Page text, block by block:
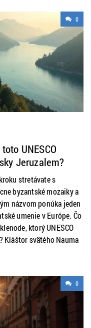
0
UNESCO
Jeruzalem?
stretávate s
byzantské mozaiky a
názvom ponúka jeden
umenie v Európe. Čo
ktorý UNESCO
Kláštor svätého Nauma
0